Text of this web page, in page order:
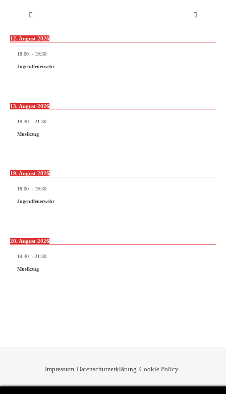
12. August 2026
18:00 - 19:30
Jugendfeuerwehr
13. August 2026
19:30 - 21:30
Musikzug
19. August 2026
18:00 - 19:30
Jugendfeuerwehr
20. August 2026
19:30 - 21:30
Musikzug
Impressum Datenschutzerklärung Cookie Policy